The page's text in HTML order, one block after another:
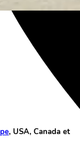
, USA, Canada et